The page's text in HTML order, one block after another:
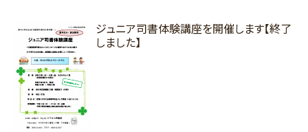
ジュニア司書体験講座を開催します【終了
しました】